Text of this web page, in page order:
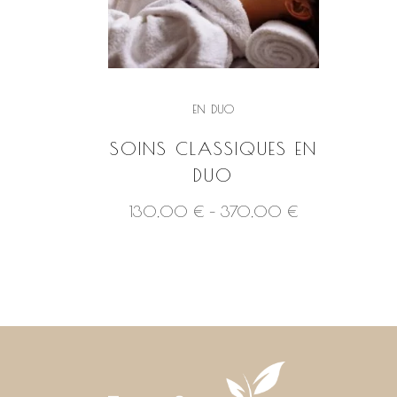
EN DUO
SOINS CLASSIQUES EN
DUO
130,00 € – 370,00 €Price
This